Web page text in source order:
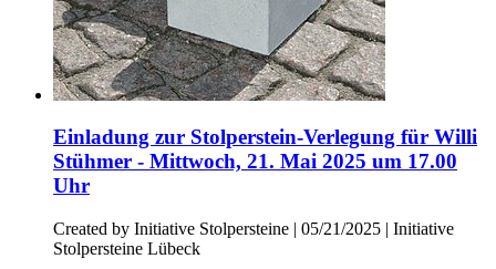
Einladung zur Stolperstein-Verlegung für Willi
Stühmer - Mittwoch, 21. Mai 2025 um 17.00
Uhr
Created by Initiative Stolpersteine | 05/21/2025 | Initiative
Stolpersteine Lübeck